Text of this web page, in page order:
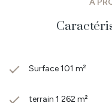
A
Surface 101 m²
terrain 1 262 m²